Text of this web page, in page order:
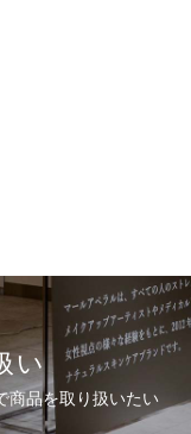
い
商品を取り扱いたい